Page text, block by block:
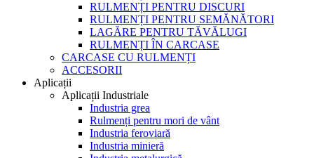
RULMENȚI PENTRU DISCURI
RULMENȚI PENTRU SEMĂNĂTORI
LAGĂRE PENTRU TĂVĂLUGI
RULMENȚI ÎN CARCASE
CARCASE CU RULMENȚI
ACCESORII
Aplicații
Aplicații Industriale
Industria grea
Rulmenți pentru mori de vânt
Industria feroviară
Industria minieră